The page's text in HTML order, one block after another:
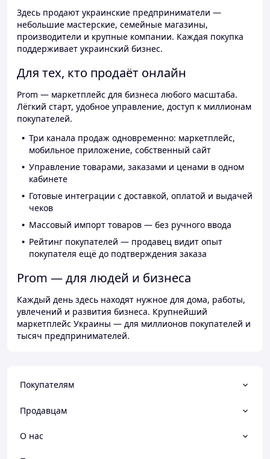
Здесь продают украинские предприниматели —
небольшие мастерские, семейные магазины,
производители и крупные компании. Каждая покупка
поддерживает украинский бизнес.
Для тех, кто продаёт онлайн
Prom — маркетплейс для бизнеса любого масштаба.
Лёгкий старт, удобное управление, доступ к миллионам
покупателей.
Три канала продаж одновременно: маркетплейс,
мобильное приложение, собственный сайт
Управление товарами, заказами и ценами в одном
кабинете
Готовые интеграции с доставкой, оплатой и выдачей
чеков
Массовый импорт товаров — без ручного ввода
Рейтинг покупателей — продавец видит опыт
покупателя ещё до подтверждения заказа
Prom — для людей и бизнеса
Каждый день здесь находят нужное для дома, работы,
увлечений и развития бизнеса. Крупнейший
маркетплейс Украины — для миллионов покупателей и
тысяч предпринимателей.
Покупателям
Продавцам
О нас